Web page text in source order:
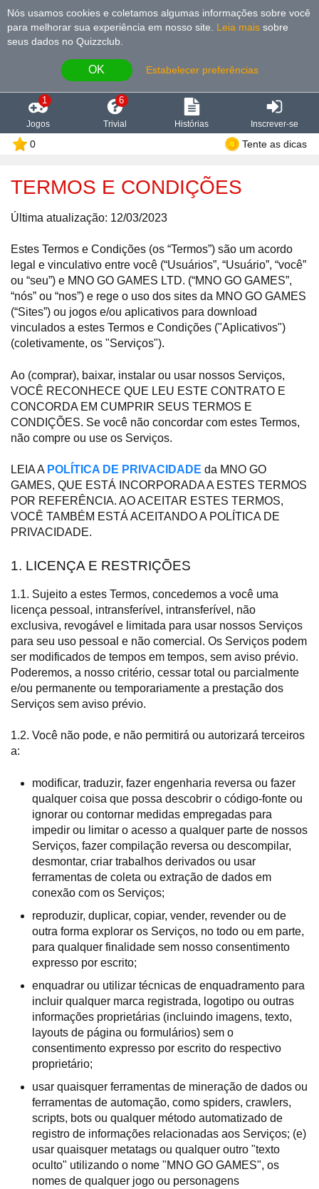
Nós usamos cookies e coletamos algumas informações sobre você
para melhorar sua experiência em nosso site
Leia mais sobre
seus dados no Quizzclub.
OK Estabelecer preferências
1
Jogos
6
Trivial Histórias Inscrever-se
0 Tente as dicas
TERMOS E CONDIÇÕES
Última atualização: 12/03/2023
Estes Termos e Condições (os “Termos”) são um acordo
legal e vinculativo entre você (“Usuários”, “Usuário”, “você”
ou “seu”) e MNO GO GAMES LTD. (“MNO GO GAMES”,
“nós” ou “nos”) e rege o uso dos sites da MNO GO GAMES
(“Sites”) ou jogos e/ou aplicativos para download
vinculados a estes Termos e Condições ("Aplicativos")
(coletivamente, os "Serviços").
Ao (comprar), baixar, instalar ou usar nossos Serviços,
VOCÊ RECONHECE QUE LEU ESTE CONTRATO E
CONCORDA EM CUMPRIR SEUS TERMOS E
CONDIÇÕES. Se você não concordar com estes Termos,
não compre ou use os Serviços.
LEIA A POLÍTICA DE PRIVACIDADE da MNO GO
GAMES, QUE ESTÁ INCORPORADA A ESTES TERMOS
POR REFERÊNCIA. AO ACEITAR ESTES TERMOS,
VOCÊ TAMBÉM ESTÁ ACEITANDO A POLÍTICA DE
PRIVACIDADE.
1. LICENÇA E RESTRIÇÕES
1.1. Sujeito a estes Termos, concedemos a você uma
licença pessoal, intransferível, intransferível, não
exclusiva, revogável e limitada para usar nossos Serviços
para seu uso pessoal e não comercial. Os Serviços podem
ser modificados de tempos em tempos, sem aviso prévio.
Poderemos, a nosso critério, cessar total ou parcialmente
e/ou permanente ou temporariamente a prestação dos
Serviços sem aviso prévio.
1.2. Você não pode, e não permitirá ou autorizará terceiros
a:
modificar, traduzir, fazer engenharia reversa ou fazer
qualquer coisa que possa descobrir o código-fonte ou
ignorar ou contornar medidas empregadas para
impedir ou limitar o acesso a qualquer parte de nossos
Serviços, fazer compilação reversa ou descompilar,
desmontar, criar trabalhos derivados ou usar
ferramentas de coleta ou extração de dados em
conexão com os Serviços;
reproduzir, duplicar, copiar, vender, revender ou de
outra forma explorar os Serviços, no todo ou em parte,
para qualquer finalidade sem nosso consentimento
expresso por escrito;
enquadrar ou utilizar técnicas de enquadramento para
incluir qualquer marca registrada, logotipo ou outras
informações proprietárias (incluindo imagens, texto,
layouts de página ou formulários) sem o
consentimento expresso por escrito do respectivo
proprietário;
usar quaisquer ferramentas de mineração de dados ou
ferramentas de automação, como spiders, crawlers,
scripts, bots ou qualquer método automatizado de
registro de informações relacionadas aos Serviços; (e)
usar quaisquer metatags ou qualquer outro "texto
oculto" utilizando o nome "MNO GO GAMES", os
nomes de qualquer jogo ou personagens